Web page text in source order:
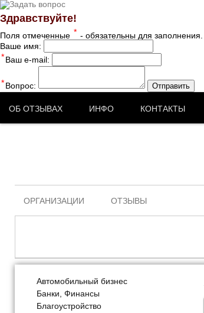
Здравствуйте!
Поля отмеченные * - обязательны для заполнения.
Ваше имя:
*Ваш e-mail:
*Вопрос: Отправить
ОБ ОТЗЫВАХ ИНФО КОНТАКТЫ
ОРГАНИЗАЦИИ ОТЗЫВЫ
Автомобильный бизнес
Банки, Финансы
Благоустройство